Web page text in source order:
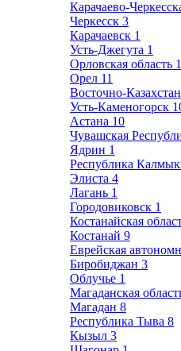
Карачаево-
Черкесск 3
Карачаевск 1
Усть-Джегута 1
Орловская область
Орел 11
Восточно-
Усть-Каменогорск
Астана 10
Чувашская
Ядрин 1
Республика
Элиста 4
Лагань 1
Городовиковск 1
Костанайская
Костанай 9
Еврейская
Биробиджан 3
Облучье 1
Магаданская
Магадан 8
Республика Тыва 8
Кызыл 3